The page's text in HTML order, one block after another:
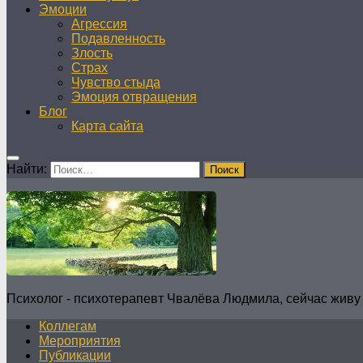
Эмоции
Агрессия
Подавленность
Злость
Страх
Чувство стыда
Эмоция отвращения
Блог
Карта сайта
Найти:
Психолог - психотерапевт Чвалёва Людмила, сейчас
Коллегам
Мероприятия
Публикации